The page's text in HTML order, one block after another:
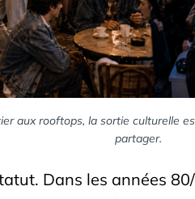
aux rooftops, la sortie culturelle
partager.
Dans les années